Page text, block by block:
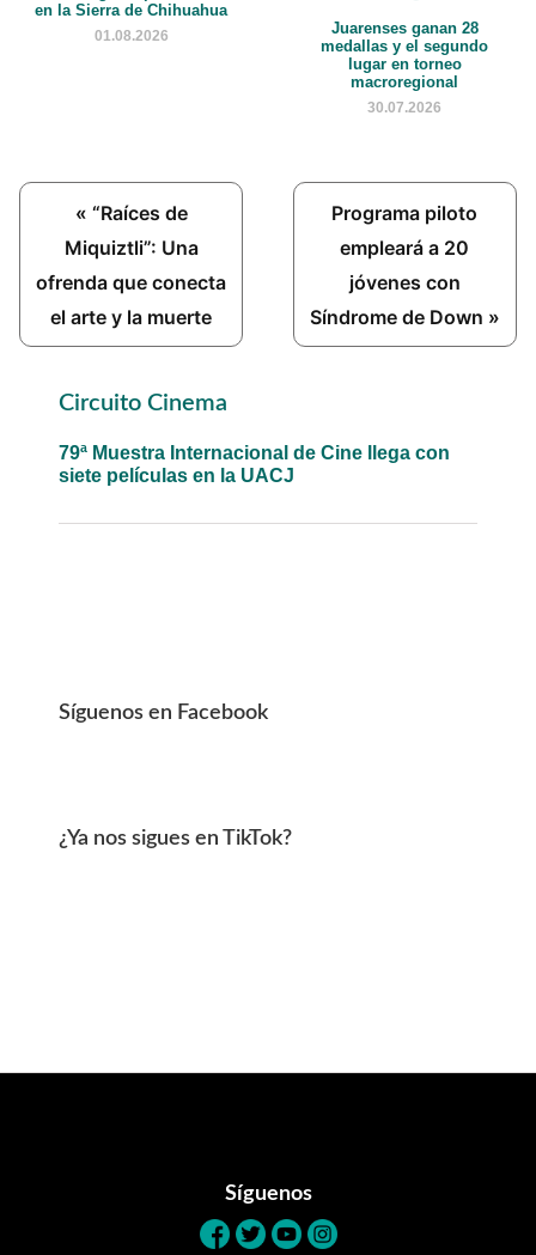
en la Sierra de Chihuahua
01.08.2026
Juarenses ganan 28
medallas y el segundo
lugar en torneo
macroregional
30.07.2026
Previous
Post:
« “Raíces de
Miquiztli”: Una
ofrenda que conecta
el arte y la muerte
Next
Post:
Programa piloto
empleará a 20
jóvenes con
Síndrome de Down »
Primary
Circuito Cinema
79ª Muestra Internacional de Cine llega con
siete películas en la UACJ
Síguenos en Facebook
¿Ya nos sigues en TikTok?
Síguenos